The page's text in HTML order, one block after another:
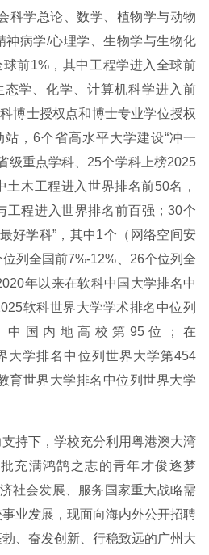
科学总论、数学、植物学与动物
神病学/心理学、生物学与生物化
前1%，其中工程学进入全球前
学、化学、计算机科学进入前
博士授权点和博士专业学位授权
，6个省高水平大学建设“冲一
级重点学科、25个学科上榜2025
木工程进入世界排名前50名，
工程进入世界排名前百强；30个
好学科”，其中1个（网络空间安
列全国前7%-12%、26个位列全
年以来在软科中国大学排名中
软科世界大学学术排名中位列
中国内地高校第95位；在
大学排名中位列世界大学第454
育世界大学排名中位列世界大学
持下，学校充分利用粤港澳大湾
充满鸿鹄之志的青年才俊逐梦
社会发展、服务国家重大战略需
业发展，现面向海内外公开招聘
、奋发创新、行稳致远的广州大